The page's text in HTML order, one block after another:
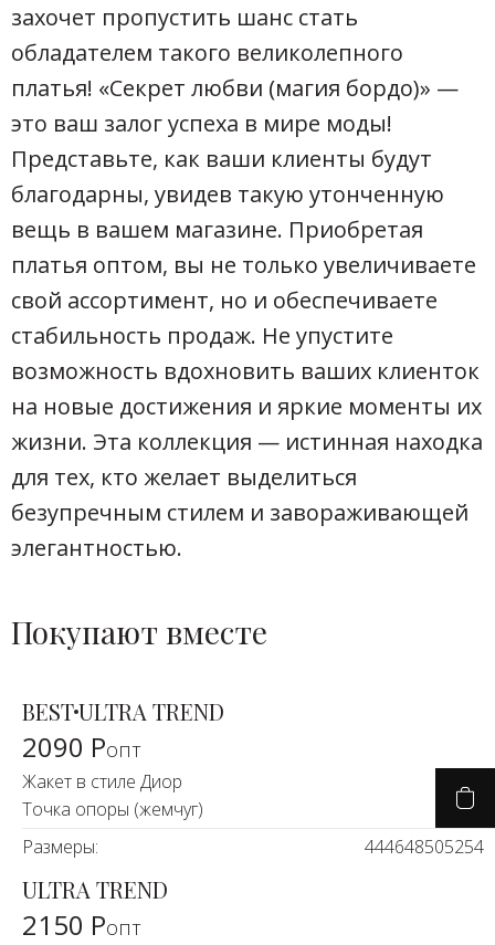
захочет пропустить шанс стать
обладателем такого великолепного
платья! «Секрет любви (магия бордо)» —
это ваш залог успеха в мире моды!
Представьте, как ваши клиенты будут
благодарны, увидев такую утонченную
вещь в вашем магазине. Приобретая
платья оптом, вы не только увеличиваете
свой ассортимент, но и обеспечиваете
стабильность продаж. Не упустите
возможность вдохновить ваших клиенток
на новые достижения и яркие моменты их
жизни. Эта коллекция — истинная находка
для тех, кто желает выделиться
безупречным стилем и завораживающей
элегантностью.
Покупают вместе
BESTULTRA TREND
2090 Ропт
Жакет в стиле Диор
Точка опоры (жемчуг)
Размеры:
444648505254
ULTRA TREND
2150 Ропт